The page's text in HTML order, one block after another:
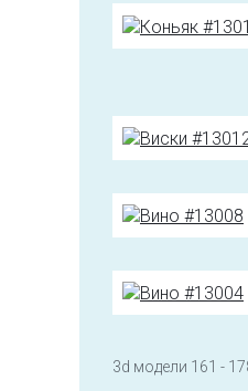
3d модели 161 -